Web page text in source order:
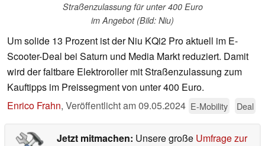
Straßenzulassung für unter 400 Euro
im Angebot (Bild: Niu)
Um solide 13 Prozent ist der Niu KQi2 Pro aktuell im E-
Scooter-Deal bei Saturn und Media Markt reduziert. Damit
wird der faltbare Elektroroller mit Straßenzulassung zum
Kauftipps im Preissegment von unter 400 Euro.
Enrico Frahn, Veröffentlicht am09.05.2024 E-Mobility Deal
Jetzt mitmachen: Unsere große Umfrage zur